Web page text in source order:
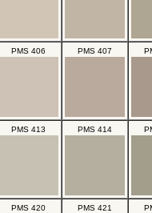
PMS 406 PMS 407
PMS 413 PMS 414
PMS 420 PMS 421